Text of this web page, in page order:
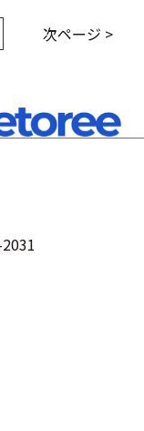
次ページ >